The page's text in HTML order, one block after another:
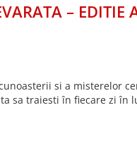
– EDITIE
si a misterelor
sa traiesti în fiecare zi în